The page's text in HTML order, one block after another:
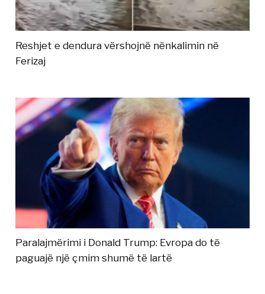
Reshjet e dendura vërshojnë nënkalimin në
Ferizaj
Paralajmërimi i Donald Trump: Evropa do të
paguajë një çmim shumë të lartë